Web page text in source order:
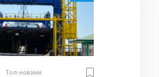
Топ-новини